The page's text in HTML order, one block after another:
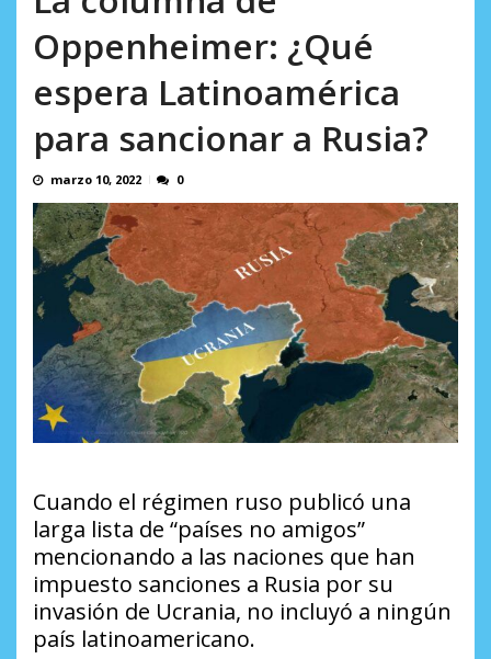
Oppenheimer: ¿Qué
espera Latinoamérica
para sancionar a Rusia?
marzo 10, 2022 0
Cuando el régimen ruso publicó una
larga lista de “países no amigos”
mencionando a las naciones que han
impuesto sanciones a Rusia por su
invasión de Ucrania, no incluyó a ningún
país latinoamericano.